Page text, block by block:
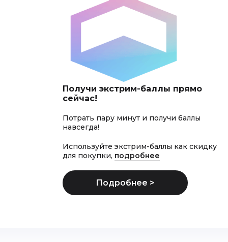
Получи экстрим-баллы прямо
сейчас!
Потрать пару минут и получи баллы
навсегда!
Используйте экстрим-баллы как скидку
для покупки, подробнее